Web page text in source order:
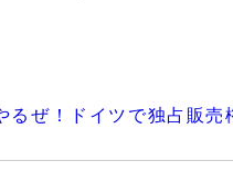
るぜ！ドイツで独占販売